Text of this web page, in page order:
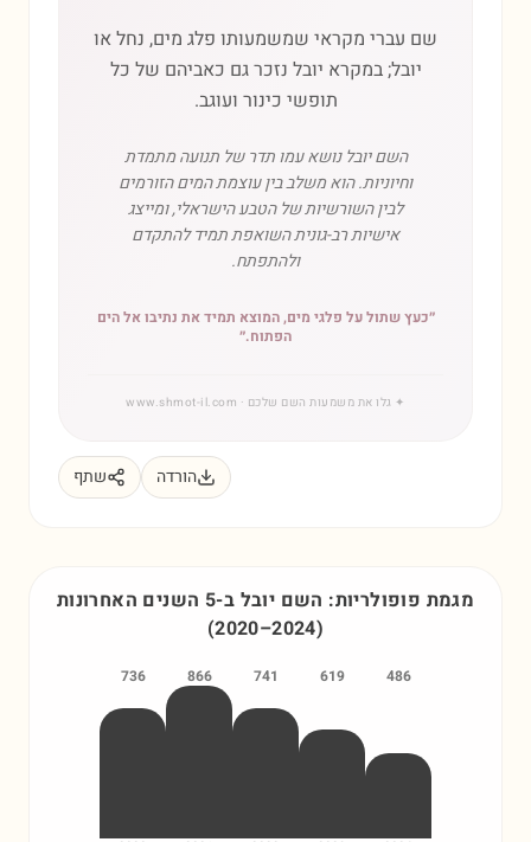
שם עברי מקראי שמשמעותו פלג מים, נחל או
יובל; במקרא יובל נזכר גם כאביהם של כל
תופשי כינור ועוגב.
השם יובל נושא עמו תדר של תנועה מתמדת
וחיוניות. הוא משלב בין עוצמת המים הזורמים
לבין השורשיות של הטבע הישראלי, ומייצג
אישיות רב-גונית השואפת תמיד להתקדם
ולהתפתח.
״כעץ שתול על פלגי מים, המוצא תמיד את נתיבו אל הים
הפתוח.״
✦ גלו את משמעות השם שלכם · www.shmot-il.com
הורדה שתף
מגמת פופולריות: השם יובל ב-5 השנים האחרונות
(2020–2024)
486
619
741
866
736